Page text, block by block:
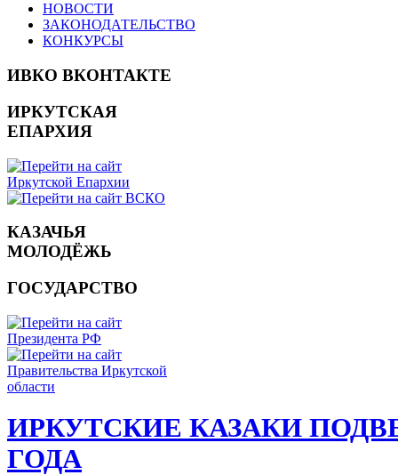
НОВОСТИ
ЗАКОНОДАТЕЛЬСТВО
КОНКУРСЫ
ИВКО ВКОНТАКТЕ
ИРКУТСКАЯ
ЕПАРХИЯ
КАЗАЧЬЯ
МОЛОДЁЖЬ
ГОСУДАРСТВО
ИРКУТСКИЕ КАЗАКИ
ГОДА